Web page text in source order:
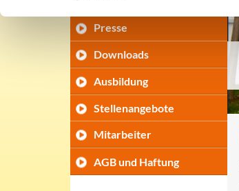
Presse
Downloads
Ausbildung
Stellenangebote
Mitarbeiter
AGB und Haftung